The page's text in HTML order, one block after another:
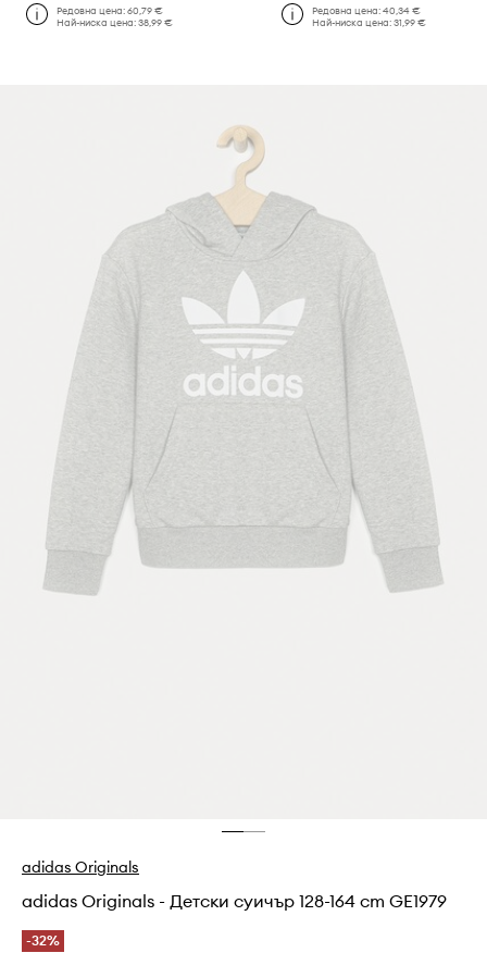
Редовна цена:60,79 €
Най-ниска цена:38,99 €
Редовна цена: 40,34 €
Най-ниска цена: 31,99 €
adidas Originals
adidas Originals - Детски суичър 128-164 cm GE1979
-32%